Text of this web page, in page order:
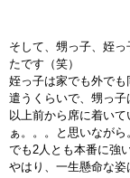
そして、甥っ子、姪
たです（笑）
姪っ子は家でも外で
遣うくらいで、甥っ
以上前から席に着い
ぁ。。。と思いながら
でも2人とも本番に強
やはり、一生懸命な